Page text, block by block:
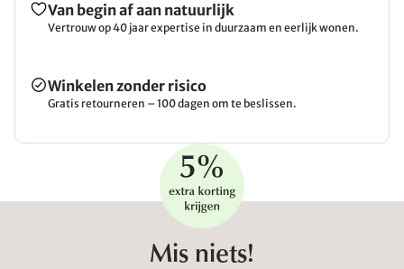
Van begin af aan natuurlijk
Vertrouw op 40 jaar expertise in duurzaam en eerlijk wonen.
Winkelen zonder risico
Gratis retourneren – 100 dagen om te beslissen.
Mis niets!